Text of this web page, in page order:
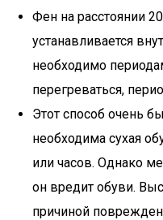
Фен на расстоянии
устанавливается
необходимо
перегреваться,
Этот способ очень
необходима сухая
или часов. Однако
он вредит обуви.
причиной